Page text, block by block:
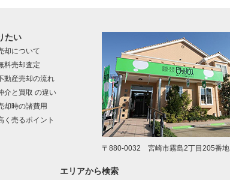
たい
却について
料売却査定
動産売却の流れ
介と買取 の違い
却時の諸費用
く売るポイント
〒880-0032 宮崎市霧島2丁目205番地
エリアから検索